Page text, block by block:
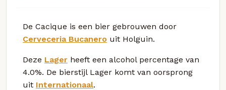
De Cacique is een bier gebrouwen door
Cerveceria Bucanero uit Holguin.
Deze Lager heeft een alcohol percentage van
4.0%. De bierstijl Lager komt van oorsprong
uit Internationaal.